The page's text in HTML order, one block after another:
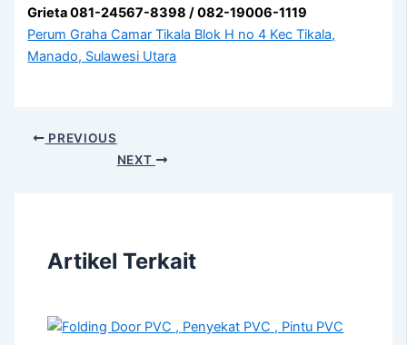
Grieta 081-24567-8398 / 082-19006-1119
Perum Graha Camar Tikala Blok H no 4 Kec Tikala,
Manado, Sulawesi Utara
PREVIOUS
NEXT
Artikel Terkait